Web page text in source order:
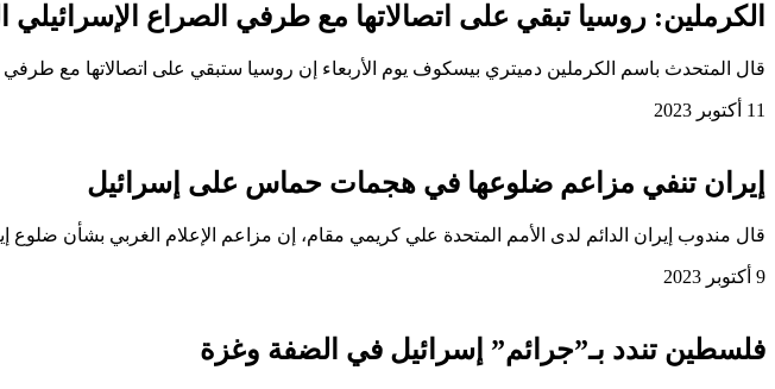
الكرملين: روسيا تبقي على اتصالاتها مع طرفي الصراع الإسرائيلي
قال المتحدث باسم الكرملين دميتري بيسكوف يوم الأربعاء إن روسيا ستبقي على اتصالاتها مع
11 أكتوبر 2023
إيران تنفي مزاعم ضلوعها في هجمات حماس على إسرائيل
قال مندوب إيران الدائم لدى الأمم المتحدة علي كريمي مقام، إن مزاعم الإعلام الغربي بشأن
9 أكتوبر 2023
فلسطين تندد بـ”جرائم” إسرائيل في الضفة وغزة